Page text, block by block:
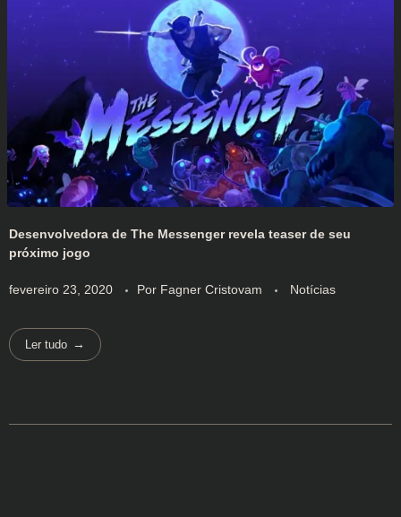
Desenvolvedora de The Messenger revela teaser de seu
próximo jogo
fevereiro 23, 2020 Por Fagner Cristovam Notícias
Ler tudo